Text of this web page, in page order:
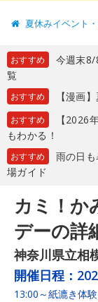
夏休みイベント
おすすめ
今週末
覧
おすすめ 【漫画
おすすめ
【2026
もわかる！
おすすめ
雨の日
場ガイド
カミ！か
デーの詳
神奈川県立相
開催日程：
13:00～紙漉き体